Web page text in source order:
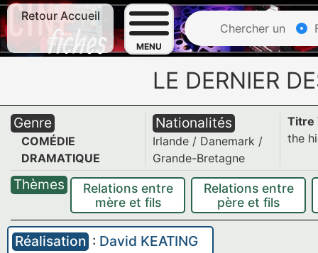
Retour Accueil
MENU
Chercher un
LE DERNIER
Genre
COMÉDIE
DRAMATIQUE
Nationalités
Irlande / Danemark /
Grande-Bretagne
Titre
the
Thèmes
Relations entre
mère et fils
Relations entre
père et fils
Réalisation : David KEATING